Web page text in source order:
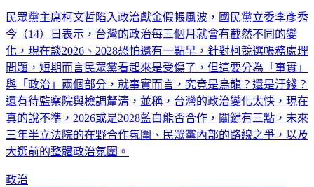
民眾黨主席柯文哲陷入政治獻金假帳風波，國民黨立委李彥秀
今（14）日表示，台灣的政治每三個月就會有截然不同的變
化，現在談2026、2028恐怕還有一點早，針對柯競選帳務處理
問題，短期而言民眾黨看起來是受傷了，但這要分為「事實」
與「政治」兩個部分，就事實而言，究竟是烏龍？還是汙錢？
還有待監察院與檢調釐清，並稱，台灣的政治變化太快，現在
真的說不準，2026或是2028藍白能否合作，關鍵有三點，未來
三年半立法院的在野合作氛圍、民眾黨內部的路線之爭，以及
大選前的整體政治氛圍。
政治